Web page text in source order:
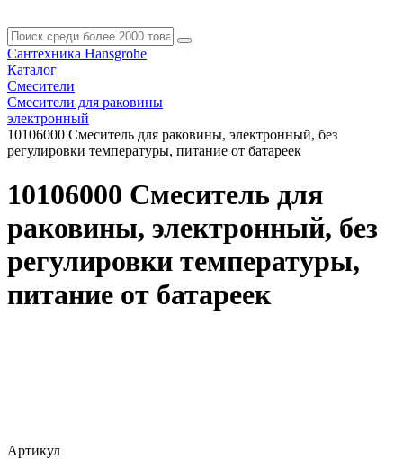
Сантехника Hansgrohe
Каталог
Смесители
Смесители для раковины
электронный
10106000 Смеситель для раковины, электронный, без
регулировки температуры, питание от батареек
10106000 Смеситель для
раковины, электронный, без
регулировки температуры,
питание от батареек
Артикул